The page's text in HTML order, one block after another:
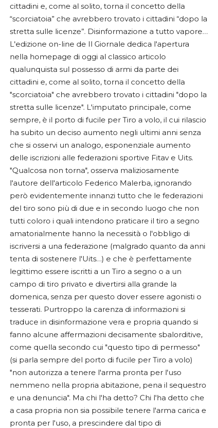
cittadini e, come al solito, torna il concetto della
“scorciatoia” che avrebbero trovato i cittadini “dopo la
stretta sulle licenze”. Disinformazione a tutto vapore…
L'edizione on-line de Il Giornale dedica l'apertura
nella homepage di oggi al classico articolo
qualunquista sul possesso di armi da parte dei
cittadini e, come al solito, torna il concetto della
"scorciatoia" che avrebbero trovato i cittadini "dopo la
stretta sulle licenze". L'imputato principale, come
sempre, è il porto di fucile per Tiro a volo, il cui rilascio
ha subito un deciso aumento negli ultimi anni senza
che si osservi un analogo, esponenziale aumento
delle iscrizioni alle federazioni sportive Fitav e Uits.
"Qualcosa non torna", osserva maliziosamente
l'autore dell'articolo Federico Malerba, ignorando
però evidentemente innanzi tutto che le federazioni
del tiro sono più di due e in secondo luogo che non
tutti coloro i quali intendono praticare il tiro a segno
amatorialmente hanno la necessità o l'obbligo di
iscriversi a una federazione (malgrado quanto da anni
tenta di sostenere l'Uits…) e che è perfettamente
legittimo essere iscritti a un Tiro a segno o a un
campo di tiro privato e divertirsi alla grande la
domenica, senza per questo dover essere agonisti o
tesserati. Purtroppo la carenza di informazioni si
traduce in disinformazione vera e propria quando si
fanno alcune affermazioni decisamente sbalorditive,
come quella secondo cui "questo tipo di permesso"
(si parla sempre del porto di fucile per Tiro a volo)
"non autorizza a tenere l'arma pronta per l'uso
nemmeno nella propria abitazione, pena il sequestro
e una denuncia". Ma chi l'ha detto? Chi l'ha detto che
a casa propria non sia possibile tenere l'arma carica e
pronta per l'uso, a prescindere dal tipo di